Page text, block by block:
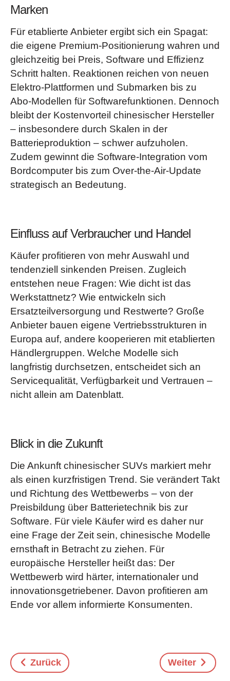
Marken
Für etablierte Anbieter ergibt sich ein Spagat:
die eigene Premium-Positionierung wahren und
gleichzeitig bei Preis, Software und Effizienz
Schritt halten. Reaktionen reichen von neuen
Elektro-Plattformen und Submarken bis zu
Abo‑Modellen für Softwarefunktionen. Dennoch
bleibt der Kostenvorteil chinesischer Hersteller
– insbesondere durch Skalen in der
Batterieproduktion – schwer aufzuholen.
Zudem gewinnt die Software-Integration vom
Bordcomputer bis zum Over‑the‑Air‑Update
strategisch an Bedeutung.
Einfluss auf Verbraucher und Handel
Käufer profitieren von mehr Auswahl und
tendenziell sinkenden Preisen. Zugleich
entstehen neue Fragen: Wie dicht ist das
Werkstattnetz? Wie entwickeln sich
Ersatzteilversorgung und Restwerte? Große
Anbieter bauen eigene Vertriebsstrukturen in
Europa auf, andere kooperieren mit etablierten
Händlergruppen. Welche Modelle sich
langfristig durchsetzen, entscheidet sich an
Servicequalität, Verfügbarkeit und Vertrauen –
nicht allein am Datenblatt.
Blick in die Zukunft
Die Ankunft chinesischer SUVs markiert mehr
als einen kurzfristigen Trend. Sie verändert Takt
und Richtung des Wettbewerbs – von der
Preisbildung über Batterietechnik bis zur
Software. Für viele Käufer wird es daher nur
eine Frage der Zeit sein, chinesische Modelle
ernsthaft in Betracht zu ziehen. Für
europäische Hersteller heißt das: Der
Wettbewerb wird härter, internationaler und
innovationsgetriebener. Davon profitieren am
Ende vor allem informierte Konsumenten.
Zurück Weiter